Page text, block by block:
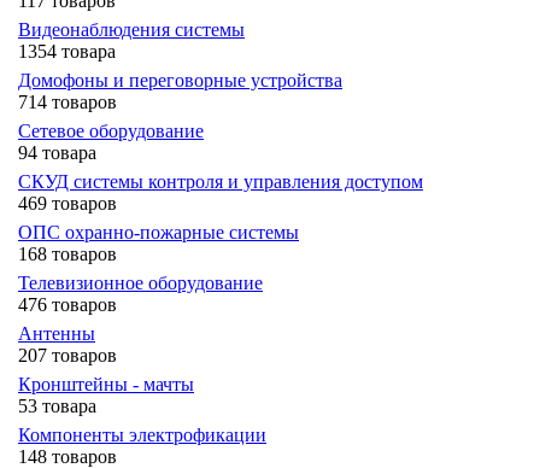
Видеонаблюдения cистемы
1354 товара
Домофоны и переговорные устройства
714 товаров
Сетевое оборудование
94 товара
СКУД системы контроля и управления доступом
469 товаров
ОПС охранно-пожарные системы
168 товаров
Телевизионное оборудование
476 товаров
Антенны
207 товаров
Кронштейны - мачты
53 товара
Компоненты электрофикации
148 товаров